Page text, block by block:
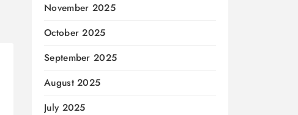
November 2025
October 2025
September 2025
August 2025
July 2025